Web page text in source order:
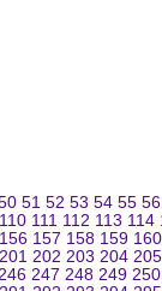
51 52 53 54 55 56
110 111 112 113 114
156 157 158 159 160
201 202 203 204 205
247 248 249 250